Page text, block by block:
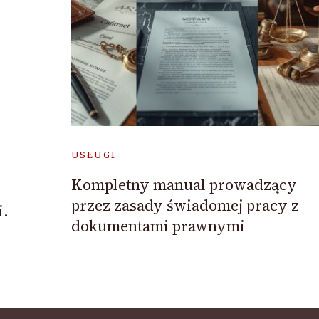
USŁUGI
Kompletny manual prowadzący
przez zasady świadomej pracy z
dokumentami prawnymi